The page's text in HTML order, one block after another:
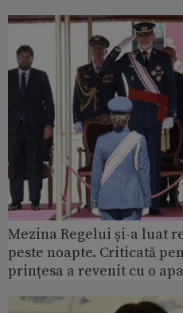
Mezina Regelui și-a luat
peste noapte. Criticată
prințesa a revenit cu o